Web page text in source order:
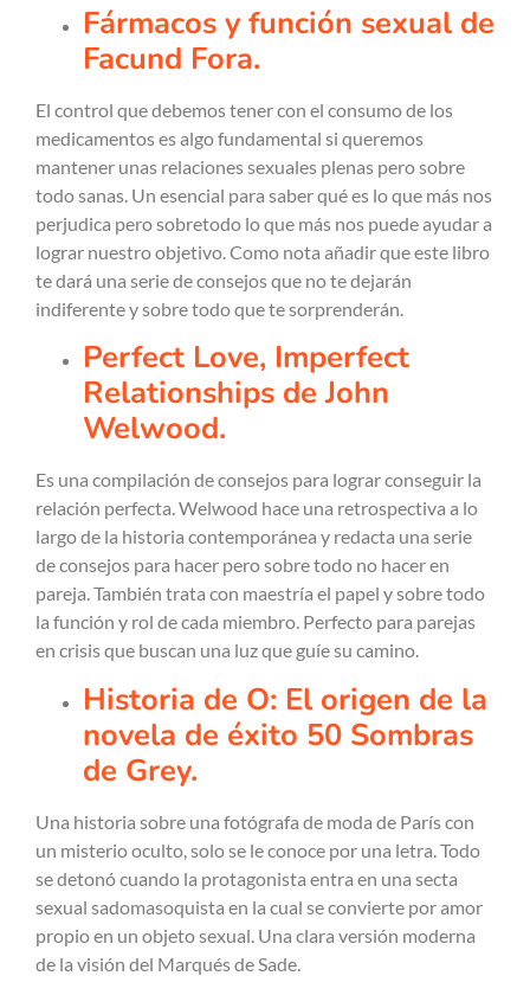
Fármacos y función sexual de
Facund Fora.
El control que debemos tener con el consumo de los
medicamentos es algo fundamental si queremos
mantener unas relaciones sexuales plenas pero sobre
todo sanas. Un esencial para saber qué es lo que más nos
perjudica pero sobretodo lo que más nos puede ayudar a
lograr nuestro objetivo. Como nota añadir que este libro
te dará una serie de consejos que no te dejarán
indiferente y sobre todo que te sorprenderán.
Perfect Love, Imperfect
Relationships de John
Welwood.
Es una compilación de consejos para lograr conseguir la
relación perfecta. Welwood hace una retrospectiva a lo
largo de la historia contemporánea y redacta una serie
de consejos para hacer pero sobre todo no hacer en
pareja. También trata con maestría el papel y sobre todo
la función y rol de cada miembro. Perfecto para parejas
en crisis que buscan una luz que guíe su camino.
Historia de O: El origen de la
novela de éxito 50 Sombras
de Grey.
Una historia sobre una fotógrafa de moda de París con
un misterio oculto, solo se le conoce por una letra. Todo
se detonó cuando la protagonista entra en una secta
sexual sadomasoquista en la cual se convierte por amor
propio en un objeto sexual. Una clara versión moderna
de la visión del Marqués de Sade.